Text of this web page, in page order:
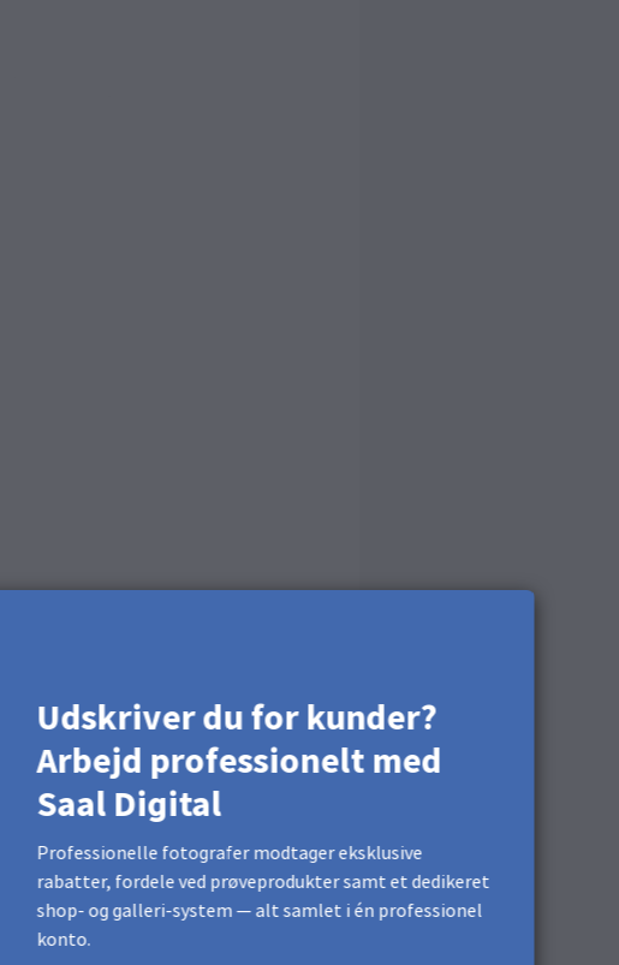
Udskriver du for kunder?
Arbejd professionelt med
Saal Digital
Professionelle fotografer modtager eksklusive
rabatter, fordele ved prøveprodukter samt et dedikeret
shop- og galleri-system — alt samlet i én professionel
konto.